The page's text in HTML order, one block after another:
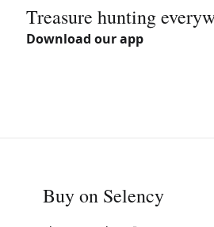
Treasure hunting
Download our app
Buy on Selency